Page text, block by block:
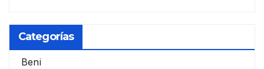
Categorías
Beni